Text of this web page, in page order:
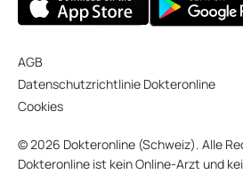
AGB
Datenschutzrichtlinie Dokteronline
Cookies
© 2026 Dokteronline (Schweiz). Alle
Dokteronline ist kein Online-Arzt und